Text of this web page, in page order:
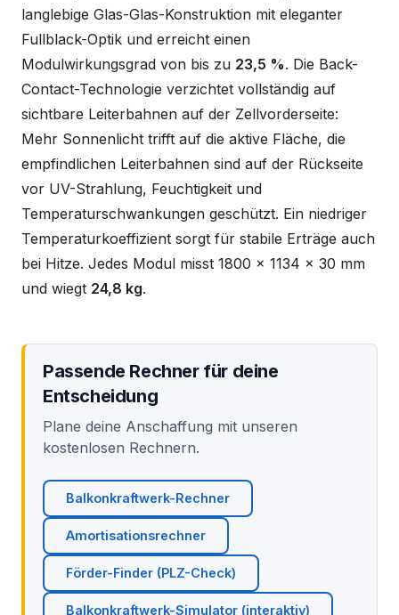
langlebige Glas-Glas-Konstruktion mit eleganter
Fullblack-Optik und erreicht einen
Modulwirkungsgrad von bis zu 23,5 %. Die Back-
Contact-Technologie verzichtet vollständig auf
sichtbare Leiterbahnen auf der Zellvorderseite:
Mehr Sonnenlicht trifft auf die aktive Fläche, die
empfindlichen Leiterbahnen sind auf der Rückseite
vor UV-Strahlung, Feuchtigkeit und
Temperaturschwankungen geschützt. Ein niedriger
Temperaturkoeffizient sorgt für stabile Erträge auch
bei Hitze. Jedes Modul misst 1800 x 1134 x 30 mm
und wiegt 24,8 kg.
Passende Rechner für deine
Entscheidung
Plane deine Anschaffung mit unseren
kostenlosen Rechnern.
Balkonkraftwerk-Rechner
Amortisationsrechner
Förder-Finder (PLZ-Check)
Balkonkraftwerk-Simulator (interaktiv)